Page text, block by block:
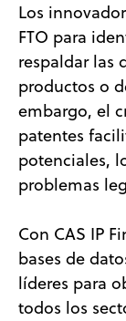
Los
FTO para
respaldar las
productos o
embargo, el
patentes
potenciales,
problemas
Con CAS IP
bases de
líderes para
todos los